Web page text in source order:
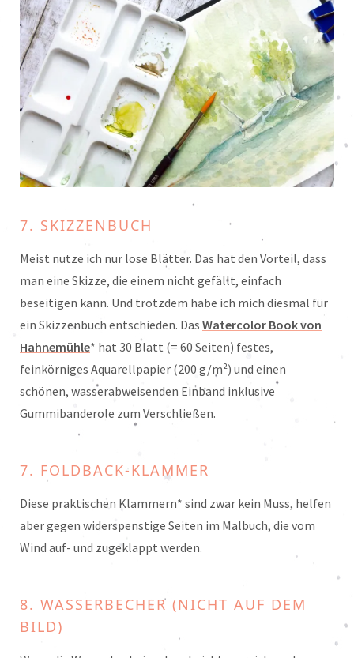
7. SKIZZENBUCH
Meist nutze ich nur lose Blätter. Das hat den Vorteil, dass
man eine Skizze, die einem nicht gefällt, einfach
beseitigen kann. Und trotzdem habe ich mich diesmal für
ein Skizzenbuch entschieden. Das Watercolor Book von
Hahnemühle* hat 30 Blatt (= 60 Seiten) festes,
feinkörniges Aquarellpapier (200 g/m²) und einen
schönen, wasserabweisenden Einband inklusive
Gummibanderole zum Verschließen.
7. FOLDBACK-KLAMMER
Diese praktischen Klammern* sind zwar kein Muss, helfen
aber gegen widerspenstige Seiten im Malbuch, die vom
Wind auf- und zugeklappt werden.
8. WASSERBECHER (NICHT AUF DEM
BILD)